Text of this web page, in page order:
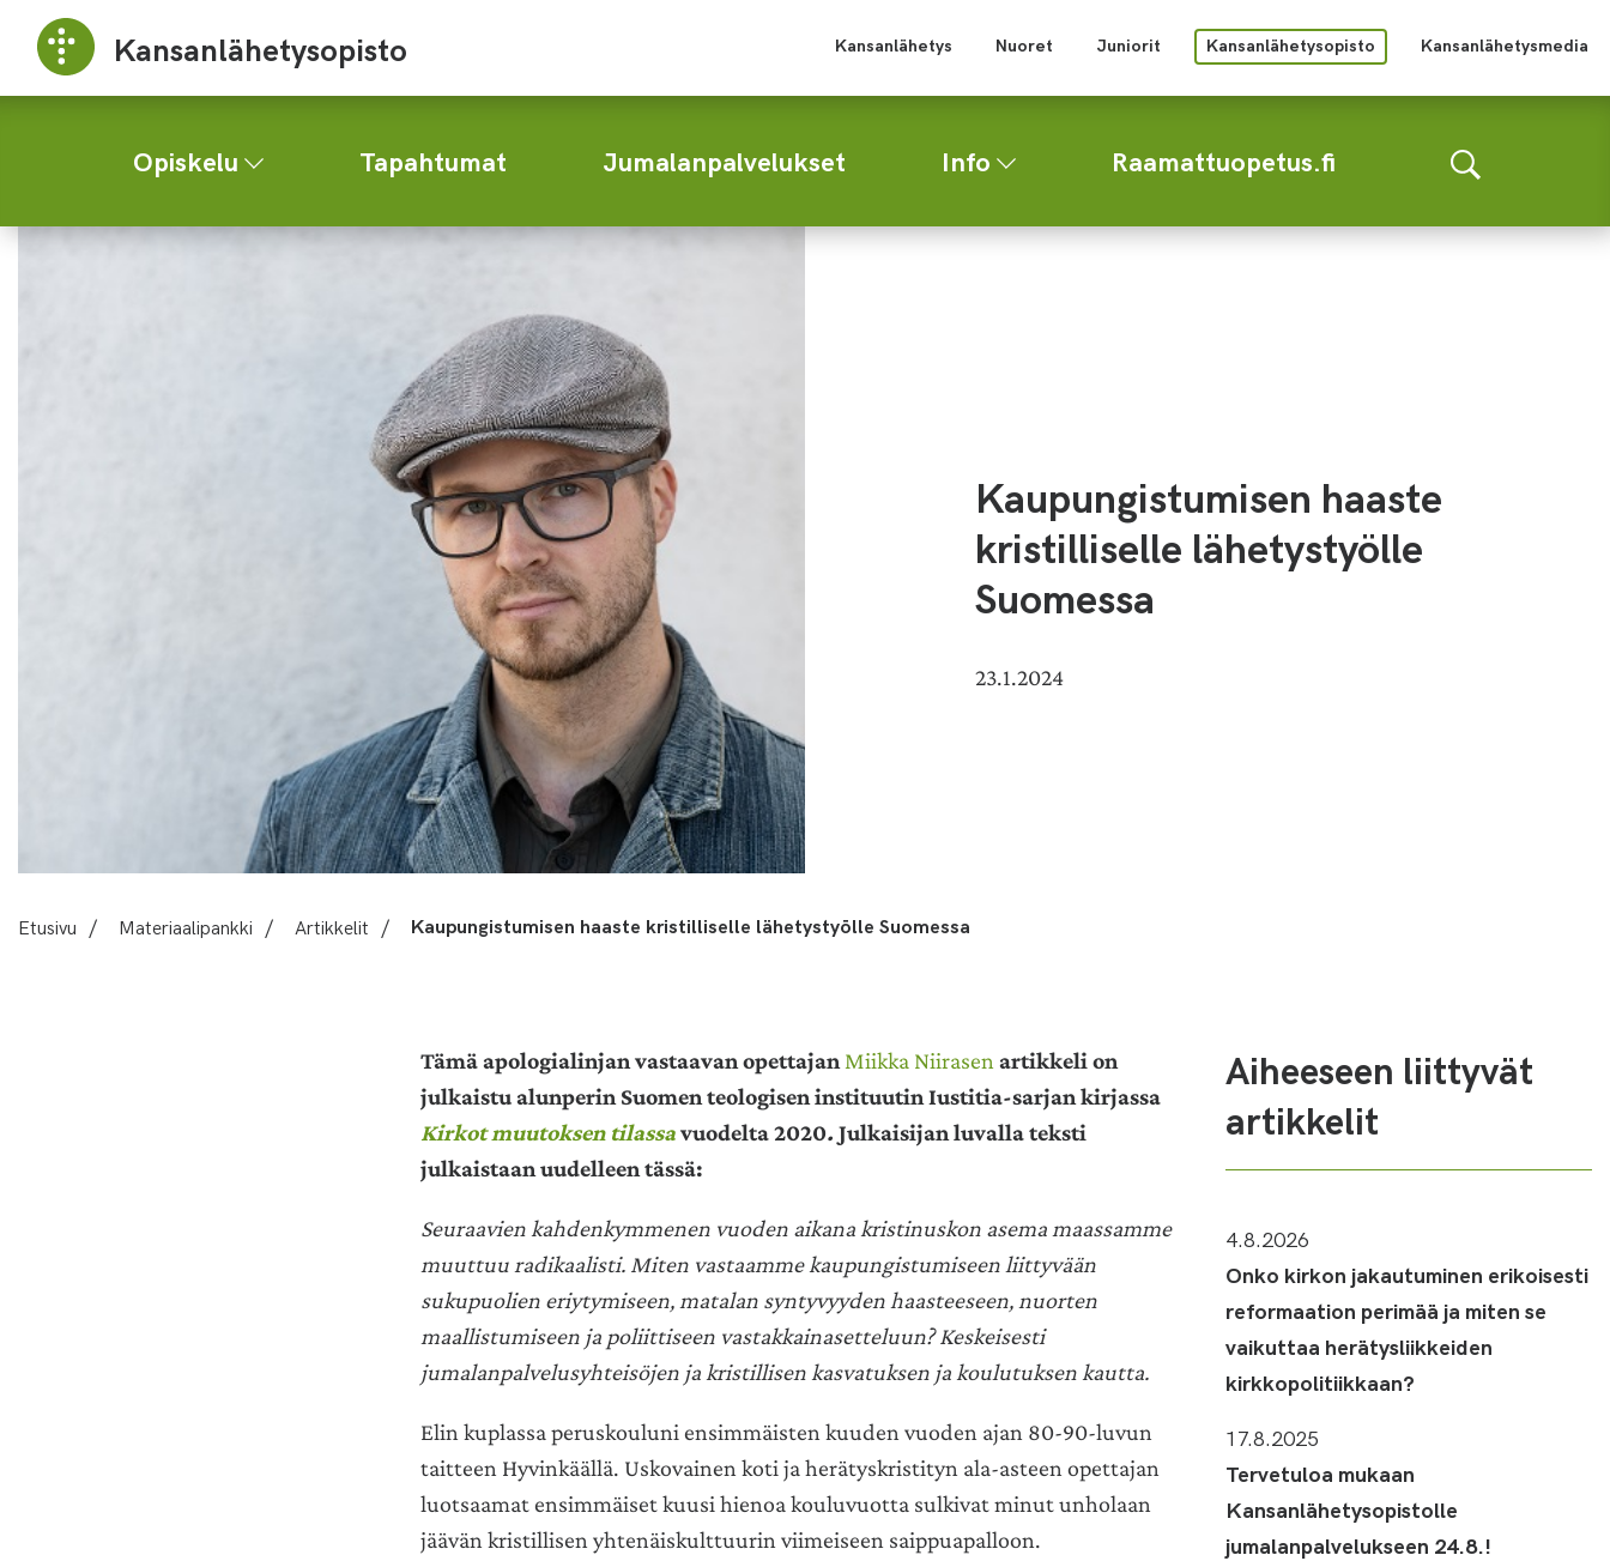
Kansanlähetysopisto Kansanlähetys Nuoret Juniorit Kansanlähetysopisto Kansanlähetysmedia
Opiskelu Tapahtumat Jumalanpalvelukset Info Raamattuopetus.fi
Kaupungistumisen haaste
kristilliselle lähetystyölle
Suomessa
23.1.2024
Etusivu / Materiaalipankki / Artikkelit / Kaupungistumisen haaste kristilliselle lähetystyölle Suomessa
Tämä apologialinjan vastaavan opettajanMiikka Niirasenartikkeli on
julkaistu alunperin Suomen teologisen instituutin Iustitia-sarjan kirjassa
Kirkot muutoksen tilassavuodelta 2020. Julkaisijan luvalla teksti
julkaistaan uudelleen tässä:
Seuraavien kahdenkymmenen vuoden aikana kristinuskon asema maassamme
muuttuu radikaalisti. Miten vastaamme kaupungistumiseen liittyvään
sukupuolien eriytymiseen, matalan syntyvyyden haasteeseen, nuorten
maallistumiseen ja poliittiseen vastakkainasetteluun? Keskeisesti
jumalanpalvelusyhteisöjen ja kristillisen kasvatuksen ja koulutuksen kautta.
Elin kuplassa peruskouluni ensimmäisten kuuden vuoden ajan 80-90-luvun
taitteen Hyvinkäällä. Uskovainen koti ja herätyskristityn ala-asteen opettajan
luotsaamat ensimmäiset kuusi hienoa kouluvuotta sulkivat minut unholaan
jäävän kristillisen yhtenäiskulttuurin viimeiseen saippuapalloon.
Aiheeseen liittyvät
artikkelit
4.8.2026
Onko kirkon jakautuminen erikoisesti
reformaation perimää ja miten se
vaikuttaa herätysliikkeiden
kirkkopolitiikkaan?
17.8.2025
Tervetuloa mukaan
Kansanlähetysopistolle
jumalanpalvelukseen 24.8.!